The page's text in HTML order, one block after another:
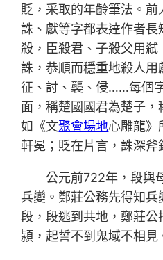
貶，采取的年齡筆法。前
誅、獻等字都表達作者長
殺，臣殺君、子殺父用弒
誅，恭順而穩重地殺人用
征、討、襲、侵……每個
面，稱楚國國君為楚子
如《文聚會場地心雕龍》
軒冕；貶在片言，誅深斧
公元前722年，段與
兵變。鄭莊公務先得知
段，段逃到共地，鄭莊
潁，起誓不到鬼域不相見